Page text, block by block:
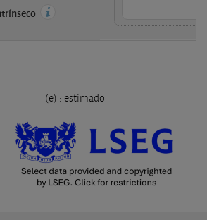
(e) : estimado